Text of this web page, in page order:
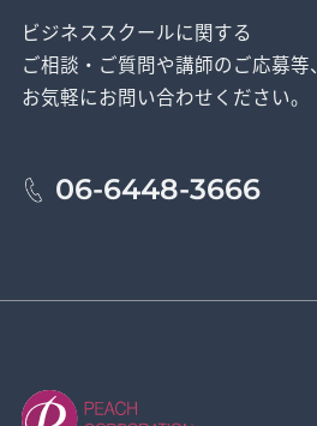
ビジネススクールに関する
ご相談・ご質問や講師のご応募等、
お気軽にお問い合わせください。
06-6448-3666